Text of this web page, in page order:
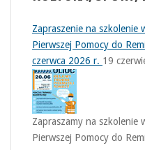
Zapraszenie na szkolenie
Pierwszej Pomocy do
czerwca 2026 r. 19
Zapraszamy na szkolenie
Pierwszej Pomocy do